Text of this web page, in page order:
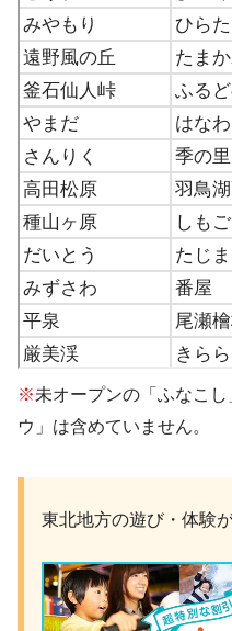
※未オープンの「ふなこ
ウ」は含めていません。
東北地方の遊び・体験